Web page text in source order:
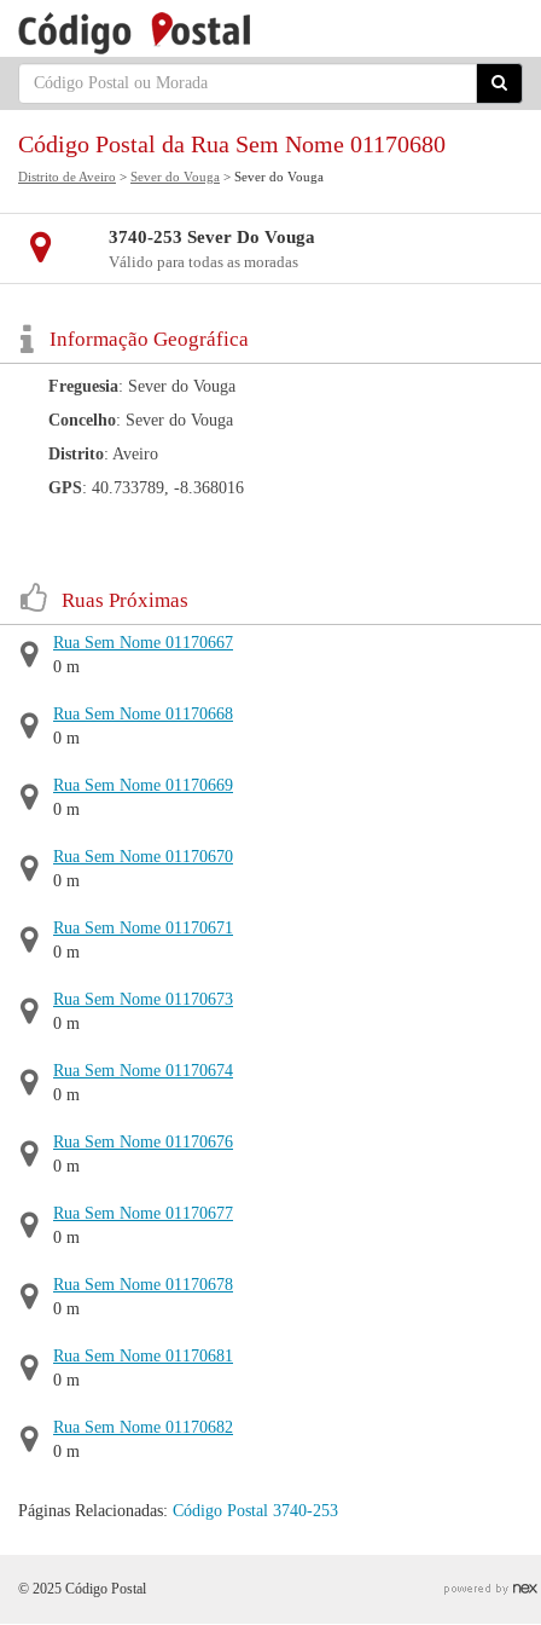
Código Postal da Rua Sem Nome 01170680
Distrito de Aveiro > Sever do Vouga > Sever do Vouga
3740-253 Sever Do Vouga
Válido para todas as moradas
Informação Geográfica
Freguesia: Sever do Vouga
Concelho: Sever do Vouga
Distrito: Aveiro
GPS: 40.733789, -8.368016
Ruas Próximas
Rua Sem Nome 01170667
0 m
Rua Sem Nome 01170668
0 m
Rua Sem Nome 01170669
0 m
Rua Sem Nome 01170670
0 m
Rua Sem Nome 01170671
0 m
Rua Sem Nome 01170673
0 m
Rua Sem Nome 01170674
0 m
Rua Sem Nome 01170676
0 m
Rua Sem Nome 01170677
0 m
Rua Sem Nome 01170678
0 m
Rua Sem Nome 01170681
0 m
Rua Sem Nome 01170682
0 m
Páginas Relacionadas: Código Postal 3740-253
© 2025 Código Postal